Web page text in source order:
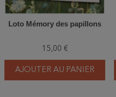
Loto Mémory des papillons
15,00 €
AJOUTER AU PANIER